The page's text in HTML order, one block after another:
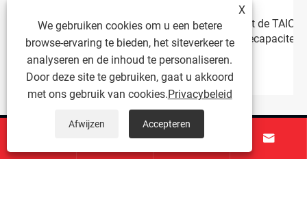
Klant uit Turkije bezoekt de TAICHUANG-
fabriek om de productiecapaciteiten van
moer-tapmachines te beoordelen
Bekijk meer >>
 
X
We gebruiken cookies om u een betere
browse-ervaring te bieden, het siteverkeer te
analyseren en de inhoud te personaliseren.
Door deze site te gebruiken, gaat u akkoord
met ons gebruik van cookies.Privacybeleid
Afwijzen Accepteren